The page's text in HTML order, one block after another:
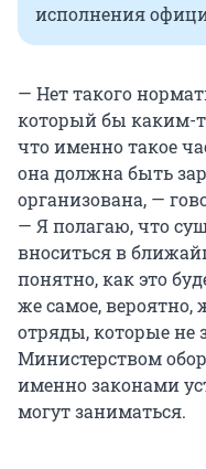
исполнения
— Нет такого
который бы каким-
что именно такое
она должна быть
организована, —
— Я полагаю, что
вноситься в
понятно, как это
же самое, вероятно,
отряды, которые не
Министерством
именно законами
могут заниматься.